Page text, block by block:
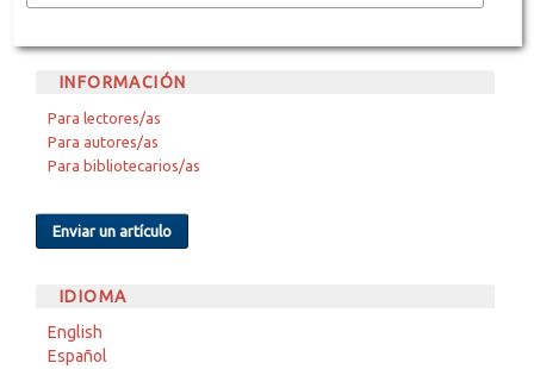
INFORMACIÓN
Para lectores/as
Para autores/as
Para bibliotecarios/as
Enviar un artículo
IDIOMA
English
Español